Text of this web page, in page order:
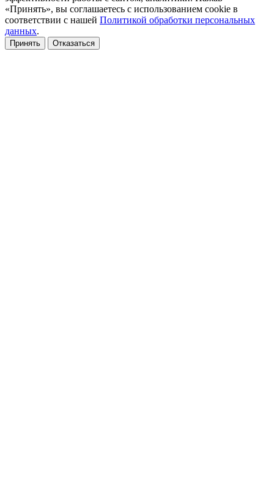
«Принять», вы соглашаетесь с использованием cookie в
соответствии с нашей Политикой обработки персональных
данных.
Принять Отказаться